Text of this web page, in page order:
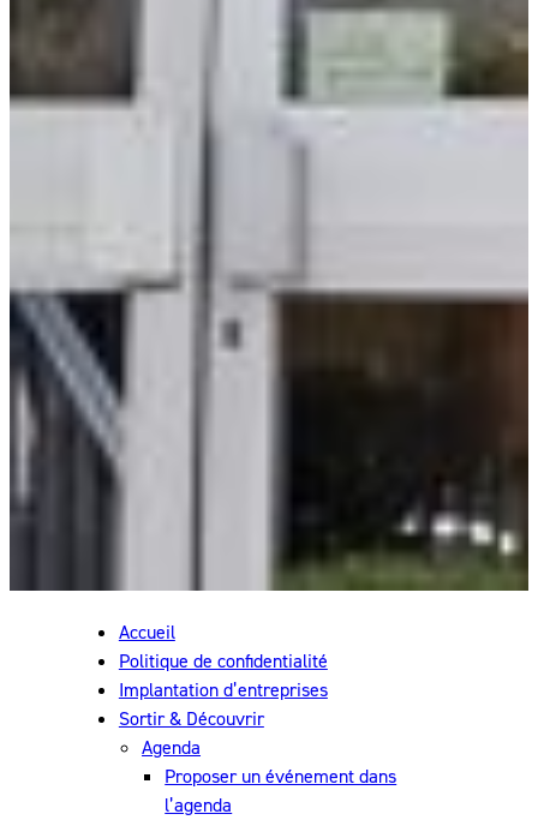
Accueil
Politique de confidentialité
Implantation d’entreprises
Sortir & Découvrir
Agenda
Proposer un événement dans
l’agenda